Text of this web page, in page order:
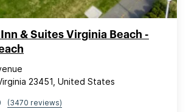
& Suites Virginia Beach -
23451, United States
(3470 reviews)